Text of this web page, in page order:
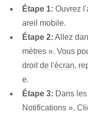
Étape 1: Ouvrez
areil mobile.
Étape 2: Allez
mètres ». Vous
droitde l'écran,
e.
Étape 3: Dans
Notifications ».